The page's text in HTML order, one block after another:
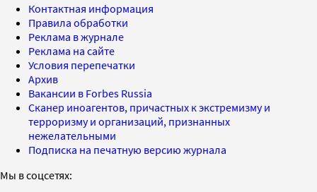
Контактная информация
Правила обработки
Реклама в журнале
Реклама на сайте
Условия перепечатки
Архив
Вакансии в Forbes Russia
Сканер иноагентов, причастных к экстремизму и
терроризму и организаций, признанных
нежелательными
Подписка на печатную версию журнала
Мы в соцсетях: